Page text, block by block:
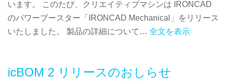
います。 このたび、クリエイティブマシンは IRONCAD
のパワーブースター「IRONCAD Mechanical」をリリース
いたしました。 製品の詳細について… 全文を表示
icBOM 2 リリースのおしらせ